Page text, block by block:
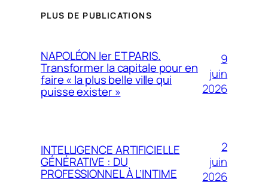
PLUS DE PUBLICATIONS
NAPOLÉON Ier ET PARIS.
Transformer la capitale pour en
faire « la plus belle ville qui
puisse exister »
9
juin
2026
INTELLIGENCE ARTIFICIELLE
GÉNÉRATIVE : DU
PROFESSIONNEL À L’INTIME
2
juin
2026